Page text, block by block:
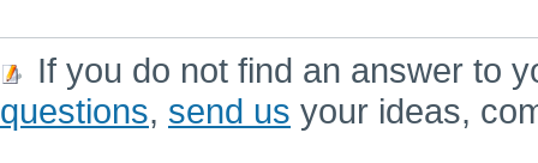
If you do not find an answer to
questions, send us your ideas,